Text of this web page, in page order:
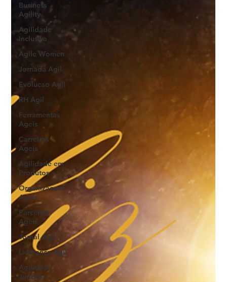
Business
Agility
Agilidade
Inclusiva
Agile Women
Jornada Agil
Evolucao Agil
RH Agil
Ferramentas
Ageis
Carreiras
Ageis
Agilidade em
Produtos
Organizacoes
Ageis
Parcerias
Ageis
Jornal Agil
Lideranca Agil
Agilidade
Jurídica